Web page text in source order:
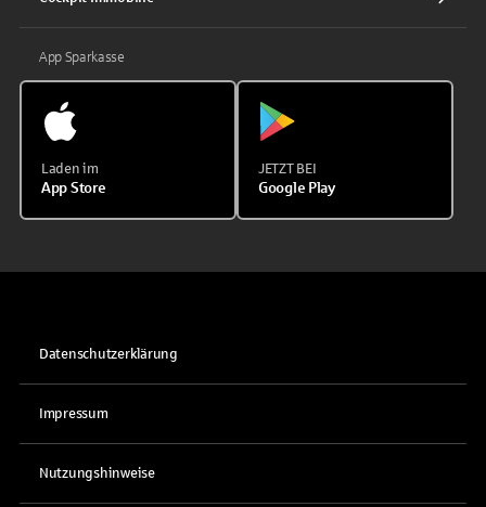
App Sparkasse
Laden im
App Store
JETZT BEI
Google Play
Datenschutzerklärung
Impressum
Nutzungshinweise